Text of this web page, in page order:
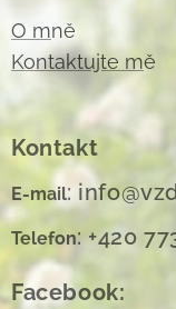
O mně
Kontaktujte mě
Kontakt
E-mail:
Telefon: +420
Facebook: